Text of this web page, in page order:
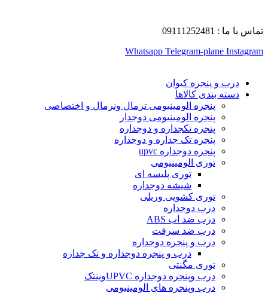
تماس با ما : 09111252481
Whatsapp Telegram-plane Instagram
درب و پنجره کیوان
دسته بندی کالاها
پنجره الومینیومی ترمال ونرمال و اختصاصی
پنجره الومینیومی دوجدار
پنجره تکجداره و دوجداره
پنجره تک جداره و دوجداره
پنجره دوجداره upvc
توری الومینیومی
توری پلیسه ای
شیشه دوجداره
توری کشویی وریلی
درب دوجداره
درب ضد اب ABS
درب ضد سرقت
درب و پنجره دوجداره
درب و پنجره دوجداره و تک جداره
توری مگنتی
درب وپنجره دوجداره UPVCوینتک
درب وپنجره های الومینیومی